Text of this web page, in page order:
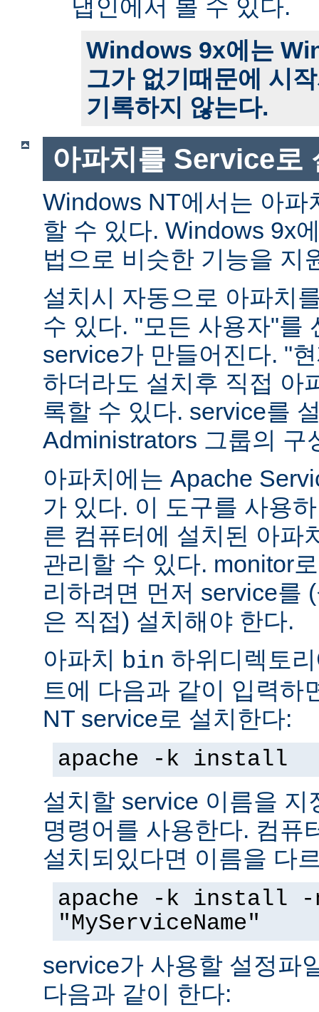
냅인에서 볼 수 있다.
Windows 9x에는
그가 없기때문에 시
기록하지 않는다.
아파치를 Service로
Windows NT에서는 아파
할 수 있다. Windows 9x
법으로 비슷한 기능을 지
설치시 자동으로 아파치
수 있다. "모든 사용자"를
service가 만들어진다. "
하더라도 설치후 직접 아
록할 수 있다. service를
Administrators 그룹의 구
아파치에는 Apache
가 있다. 이 도구를 사용
른 컴퓨터에 설치된 아파
관리할 수 있다. monitor
리하려면 먼저 service를
은 직접) 설치해야 한다.
아파치 bin 하위디렉토
트에 다음과 같이 입력하
NT service로 설치한다:
apache -k install
설치할 service 이름을 지
명령어를 사용한다. 컴퓨
설치되있다면 이름을 다
apache -k install -
"MyServiceName"
service가 사용할 설정파
다음과 같이 한다: